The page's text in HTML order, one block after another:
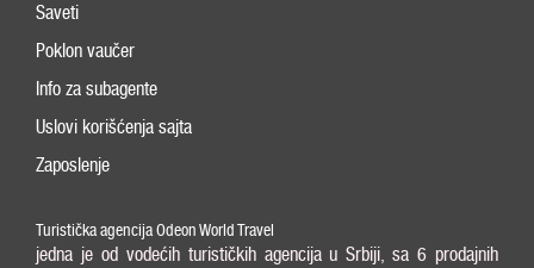
Saveti
Poklon vaučer
Info za subagente
Uslovi korišćenja sajta
Zaposlenje
Turistička agencija Odeon World Travel
jedna je od vodećih turističkih agencija u Srbiji, sa 6 prodajnih